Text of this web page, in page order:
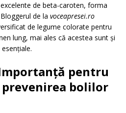
de beta-caroten, forma
de la voceapresei.ro
de legume colorate pentru
lung, mai ales că acestea sunt și
pentru
bolilor